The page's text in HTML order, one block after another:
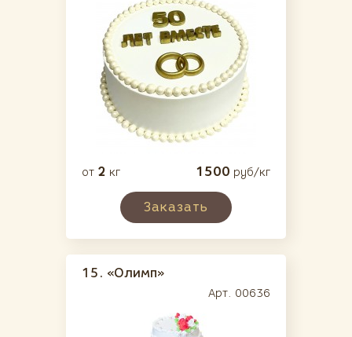
от 2 кг 1500 руб/кг
Заказать
15. «Олимп»
Арт. 00636